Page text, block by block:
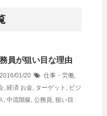
員が狙い目な理由
01/20 仕事・労働,
, 経済 お金, ターゲット , ビジ
, 中流階級 , 公務員, 狙い目